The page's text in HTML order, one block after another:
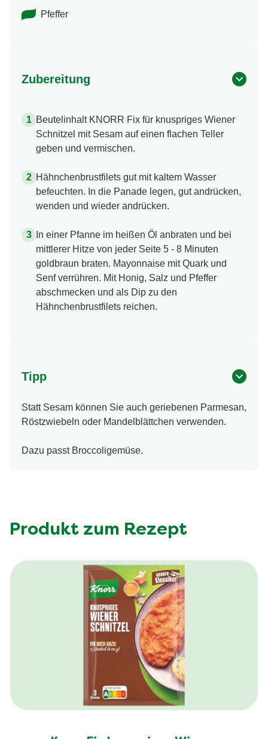
Pfeffer
Zubereitung
Beutelinhalt KNORR Fix für knuspriges Wiener
Schnitzel mit Sesam auf einen flachen Teller
geben und vermischen.
Hähnchenbrustfilets gut mit kaltem Wasser
befeuchten. In die Panade legen, gut andrücken,
wenden und wieder andrücken.
In einer Pfanne im heißen Öl anbraten und bei
mittlerer Hitze von jeder Seite 5 - 8 Minuten
goldbraun braten. Mayonnaise mit Quark und
Senf verrühren. Mit Honig, Salz und Pfeffer
abschmecken und als Dip zu den
Hähnchenbrustfilets reichen.
Tipp
Statt Sesam können Sie auch geriebenen Parmesan,
Röstzwiebeln oder Mandelblättchen verwenden.
Dazu passt Broccoligemüse.
Produkt zum Rezept